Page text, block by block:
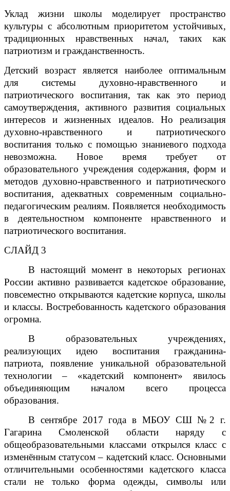
Уклад жизни школы моделирует пространство
культуры с абсолютным приоритетом устойчивых,
традиционных нравственных начал, таких как
патриотизм и гражданственность.
Детский возраст является наиболее оптимальным
для системы духовно-нравственного и
патриотического воспитания, так как это период
самоутверждения, активного развития социальных
интересов и жизненных идеалов. Но реализация
духовно-нравственного и патриотического
воспитания только с помощью знаниевого подхода
невозможна. Новое время требует от
образовательного учреждения содержания, форм и
методов духовно-нравственного и патриотического
воспитания, адекватных современным социально-
педагогическим реалиям. Появляется необходимость
в деятельностном компоненте нравственного и
патриотического воспитания.
СЛАЙД 3
В настоящий момент в некоторых регионах
России активно развивается кадетское образование,
повсеместно открываются кадетские корпуса, школы
и классы. Востребованность кадетского образования
огромна.
В образовательных учреждениях,
реализующих идею воспитания гражданина-
патриота, появление уникальной образовательной
технологии – «кадетский компонент» явилось
объединяющим началом всего процесса
образования.
В сентябре 2017 года в МБОУ СШ №2 г.
Гагарина Смоленской области наряду с
общеобразовательными классами открылся класс с
изменённым статусом – кадетский класс. Основными
отличительными особенностями кадетского класса
стали не только форма одежды, символы или